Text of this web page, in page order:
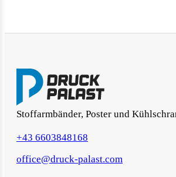
Stoffarmbänder, Poster und
+43 6603848168
office@druck-palast.com